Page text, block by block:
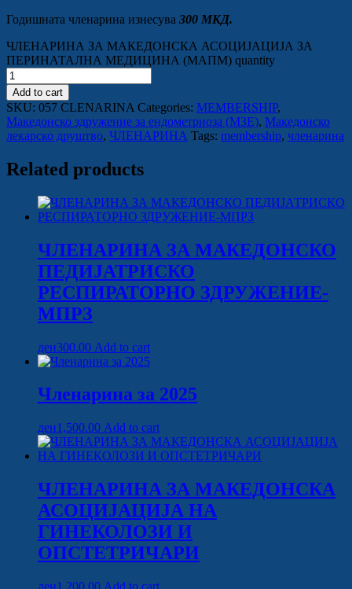
Годишната членарина изнесува 300 МКД.
ЧЛЕНАРИНА ЗА МАКЕДОНСКА АСОЦИЈАЦИЈА ЗА
ПЕРИНАТАЛНА МЕДИЦИНА (МАПМ) quantity
Add to cart
SKU: 057 CLENARINA Categories: MEMBERSHIP,
Македонско здружение за ендометриоза (МЗЕ), Македонско
лекарско друштво, ЧЛЕНАРИНА Tags: membership, членарина
Related products
ЧЛЕНАРИНА ЗА МАКЕДОНСКО
ПЕДИЈАТРИСКО
РЕСПИРАТОРНО ЗДРУЖЕНИЕ-
МПРЗ
ден300.00 Add to cart
Членарина за 2025
ден1,500.00 Add to cart
ЧЛЕНАРИНА ЗА МАКЕДОНСКА
АСОЦИЈАЦИЈА НА
ГИНЕКОЛОЗИ И
ОПСТЕТРИЧАРИ